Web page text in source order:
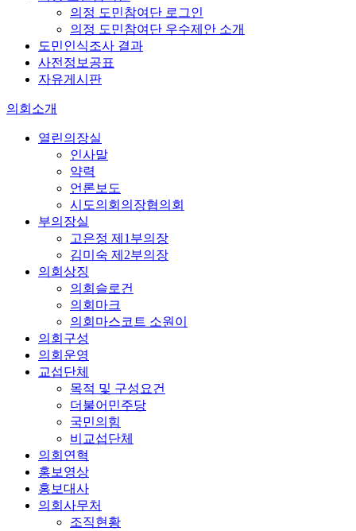
의정 도민참여단 로그인
의정 도민참여단 우수제안 소개
도민인식조사 결과
사전정보공표
자유게시판
의회소개
열린의장실
인사말
약력
언론보도
시도의회의장협의회
부의장실
고은정 제1부의장
김미숙 제2부의장
의회상징
의회슬로건
의회마크
의회마스코트 소원이
의회구성
의회운영
교섭단체
목적 및 구성요건
더불어민주당
국민의힘
비교섭단체
의회연혁
홍보영상
홍보대사
의회사무처
조직현황